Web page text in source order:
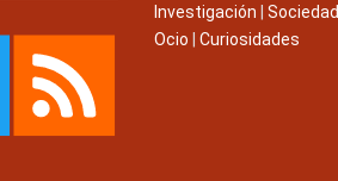
Investigación
Sociedad
Ocio
Curiosidades